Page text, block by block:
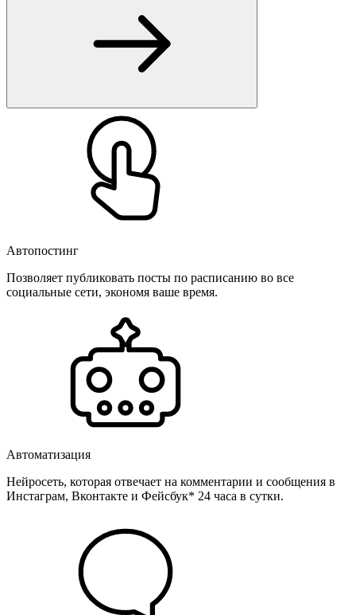
Автопостинг
Позволяет публиковать посты по расписанию во все
социальные сети, экономя ваше время.
Автоматизация
Нейросеть, которая отвечает на комментарии и сообщения в
Инстаграм, Вконтакте и Фейсбук* 24 часа в сутки.